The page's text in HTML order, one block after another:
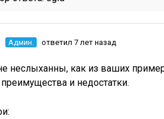
Админ. ответил 7 лет назад
неслыханны, как из ваших
и недостатки.